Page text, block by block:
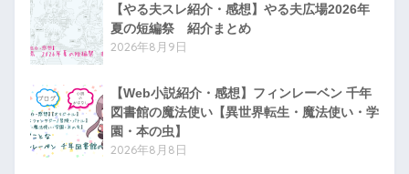
【やる夫スレ紹介・感想】やる夫広場2026年
夏の短編祭 紹介まとめ
2026年8月9日
【Web小説紹介・感想】フィンレーベン 千年
図書館の魔法使い【異世界転生・魔法使い・学
園・本の虫】
2026年8月8日